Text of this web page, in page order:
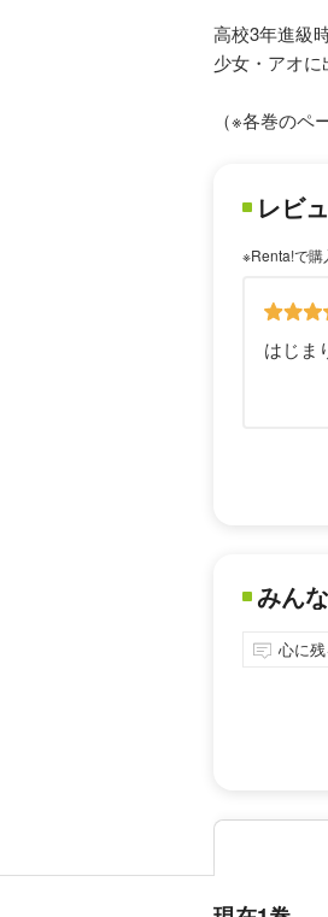
高校3年進級
少女・アオ
（※各巻のペ
レビ
※Renta!で購
はじま
みん
心に